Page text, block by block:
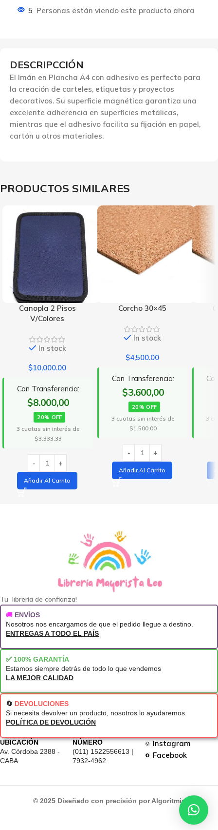
5 Personas están viendo este producto ahora
DESCRIPCCIÓN
El Imán en Plancha A4 con adhesivo es perfecto para
la creación de carteles, etiquetas y proyectos
decorativos. Su superficie magnética garantiza una
excelente adherencia en superficies metálicas,
mientras que el adhesivo facilita su fijación en papel,
cartón u otros materiales.
PRODUCTOS SIMILARES
Canopla 2 Pisos
V/Colores
In stock
$10,000.00
Con Transferencia:
$8.000,00
20% OFF
3 cuotas sin interés de
$3.333,33
Añadir Al Carrito
Corcho 30×45
In stock
$4,500.00
Con Transferencia:
$3.600,00
20% OFF
3 cuotas sin interés de
$1.500,00
Añadir Al Carrito
3
Tu librería de confianza!
🚚 ENVÍOS
Nosotros nos encargamos de que el pedido llegue a destino.
ENTREGAS A TODO EL PAÍS
✅ 100% GARANTÍA
Estamos siempre detrás de todo lo que vendemos
LA MEJOR CALIDAD
🔄 DEVOLUCIONES
Si necesita devolver un producto, nosotros lo ayudaremos.
POLÍTICA DE DEVOLUCIÓN
UBICACIÓN
Av. Córdoba 2388 -
CABA
NÚMERO
(011) 1522556613 |
7932-4962
Instagram
Facebook
© 2025 Diseñado con precisión por Algoritmia
Con Transferencia: